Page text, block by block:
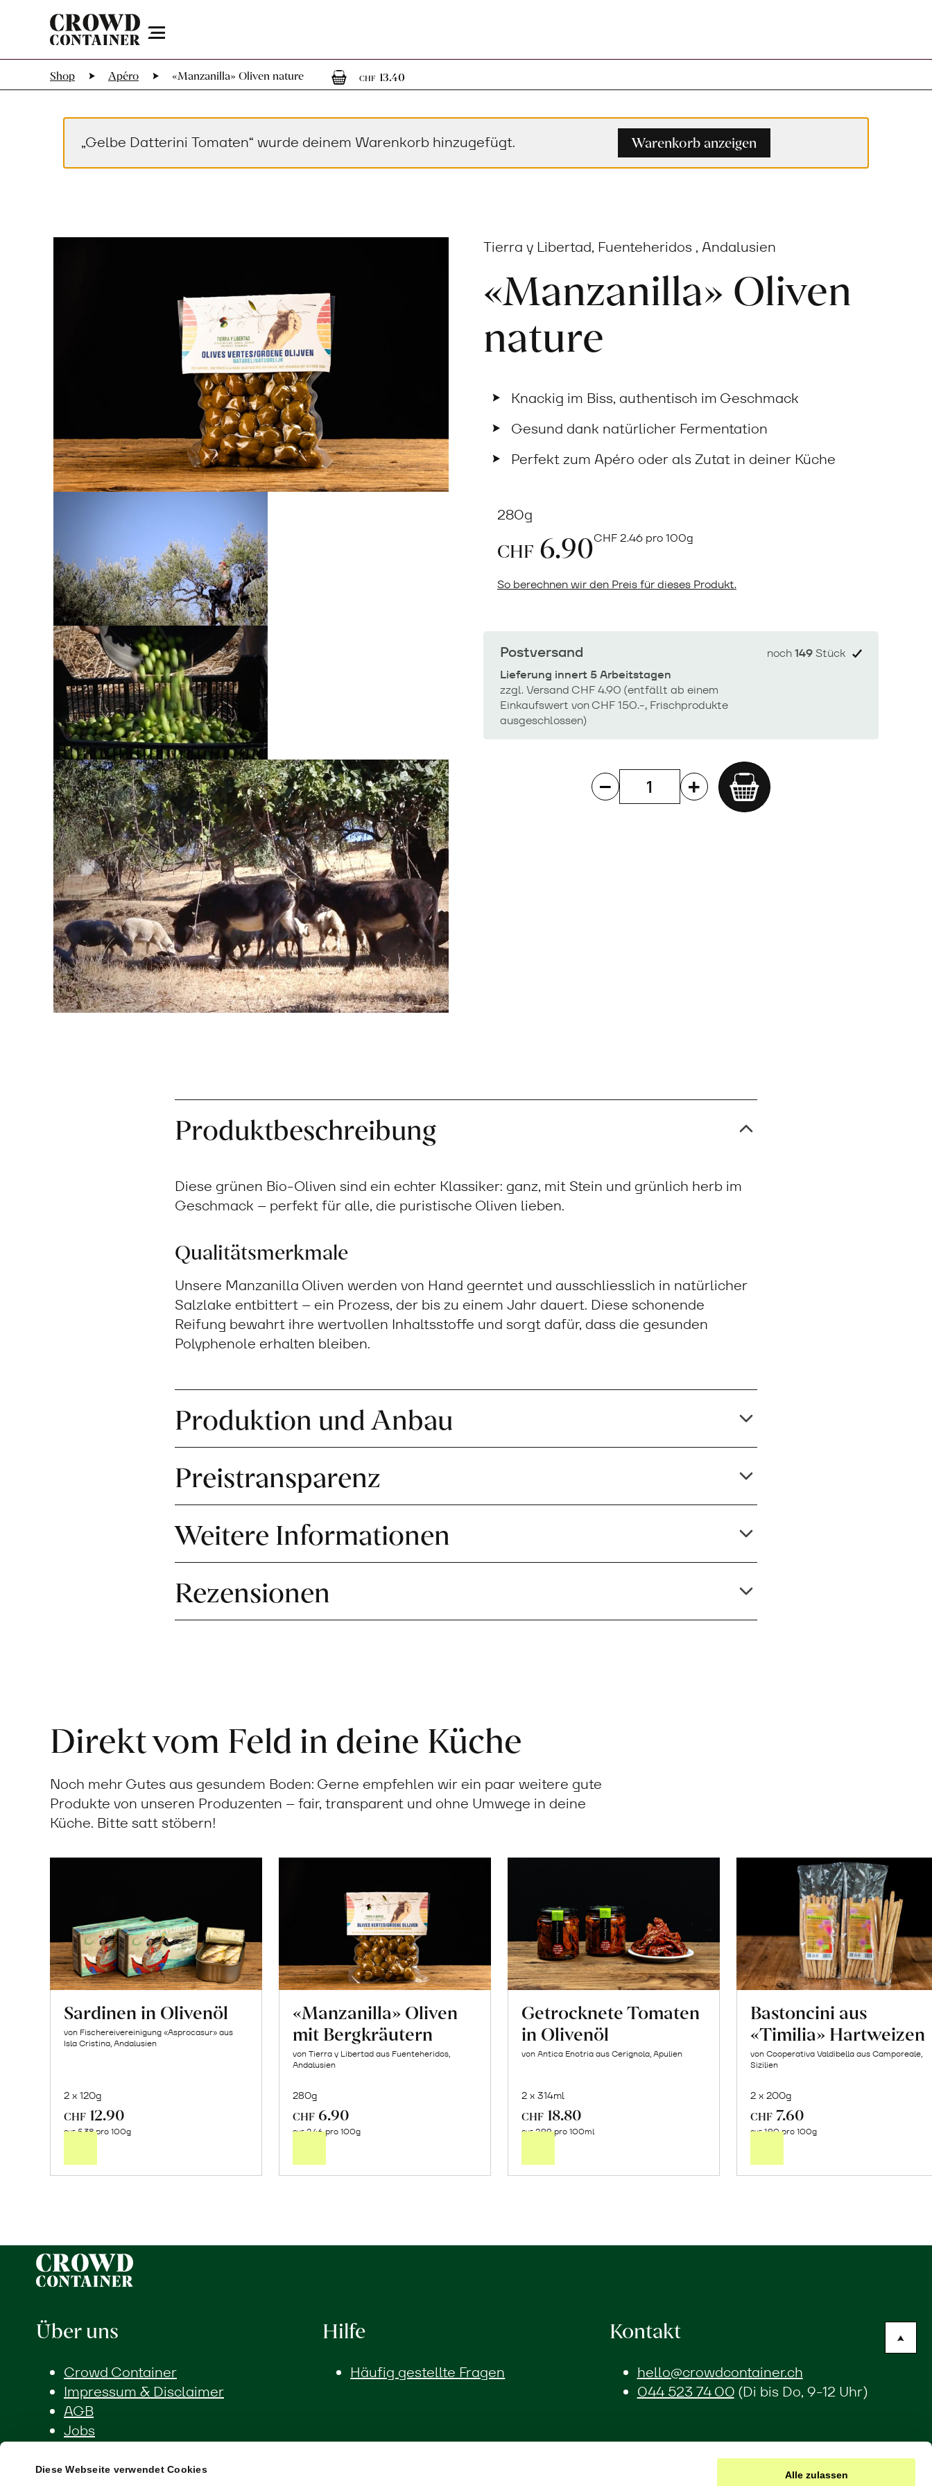
Diese Webseite verwendet Cookies
Alle zulassen
Menu
Shop Apéro «Manzanilla» Oliven nature
CHF 13.401 Artikel im Warenkorb
„Gelbe Datterini Tomaten“ wurde deinem Warenkorb hinzugefügt. Warenkorb anzeigen
Tierra y Libertad, Fuenteheridos , Andalusien
«Manzanilla» Oliven
nature
Knackig im Biss, authentisch im Geschmack
Gesund dank natürlicher Fermentation
Perfekt zum Apéro oder als Zutat in deiner Küche
280g
CHF 6.90CHF2.46 pro 100g
So berechnen wir den Preis für dieses Produkt.
Postversand
Lieferung innert 5 Arbeitstagen
zzgl. Versand CHF 4.90 (entfällt ab einem
Einkaufswert von CHF 150.-, Frischprodukte
ausgeschlossen)
noch149Stück
Add
Produktbeschreibung
Diese grünen Bio-Oliven sind ein echter Klassiker: ganz, mit Stein und grünlich herb im
Geschmack – perfekt für alle, die puristische Oliven lieben.
Qualitätsmerkmale
Unsere Manzanilla Oliven werden von Hand geerntet und ausschliesslich in natürlicher
Salzlake entbittert – ein Prozess, der bis zu einem Jahr dauert. Diese schonende
Reifung bewahrt ihre wertvollen Inhaltsstoffe und sorgt dafür, dass die gesunden
Polyphenole erhalten bleiben.
Produktion und Anbau
Preistransparenz
Weitere Informationen
Rezensionen
Direkt vom Feld in deine Küche
Noch mehr Gutes aus gesundem Boden: Gerne empfehlen wir ein paar weitere gute
Produkte von unseren Produzenten – fair, transparent und ohne Umwege in deine
Küche. Bitte satt stöbern!
Sardinen in Olivenöl
von Fischereivereinigung «Asprocasur» aus
Isla Cristina, Andalusien
2 x 120g
CHF 12.90
CHF5.38 pro 100g
«Manzanilla» Oliven
mit Bergkräutern
von Tierra y Libertad aus Fuenteheridos,
Andalusien
280g
CHF 6.90
CHF2.46 pro 100g
Getrocknete Tomaten
in Olivenöl
von Antica Enotria aus Cerignola, Apulien
2 x 314ml
CHF 18.80
CHF2.99 pro 100ml
Bastoncini aus
«Timilia» Hartweizen
von Cooperativa Valdibella aus Camporeale,
Sizilien
2 x 200g
CHF 7.60
CHF1.90 pro 100g
Über uns
Crowd Container
Impressum & Disclaimer
AGB
Jobs
Hilfe
Häufig gestellte Fragen
Kontakt
hello@crowdcontainer.ch
044 523 74 00(Di bis Do, 9-12 Uhr)